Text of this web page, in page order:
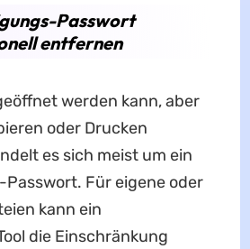
Passwort
entfernen
werden kann, aber
oder Drucken
es sich meist um ein
Für eigene oder
kann ein
die Einschränkung